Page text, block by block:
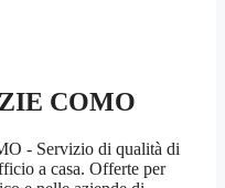
COMO
- Servizio di qualità di
a casa. Offerte per